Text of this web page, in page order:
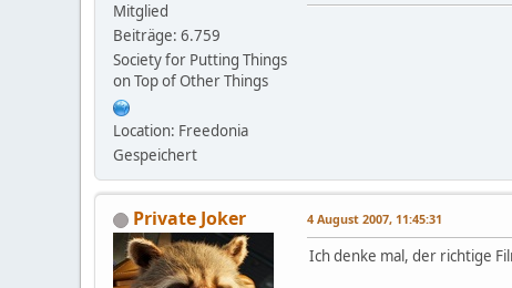
Mitglied
Beiträge: 6.759
Society for Putting Things
on Top of Other Things
Location: Freedonia
Gespeichert
Private Joker 4 August 2007, 11:45:31
Ich denke mal, der richtige